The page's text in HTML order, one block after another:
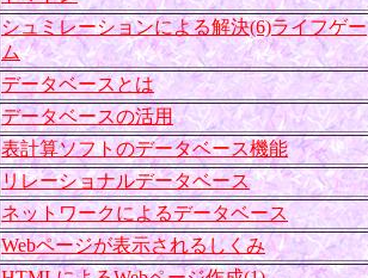
シュミレーションによる解決(6)ライフゲー
ム
データベースとは
データベースの活用
表計算ソフトのデータベース機能
リレーショナルデータベース
ネットワークによるデータベース
Webページが表示されるしくみ